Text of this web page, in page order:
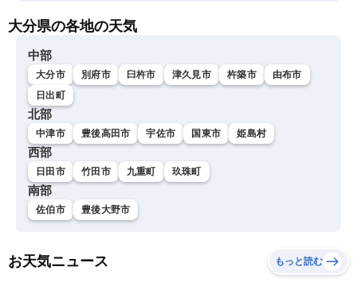
大分県の各地の天気
中部
大分市 別府市 臼杵市 津久見市 杵築市
由布市
日出町
北部
中津市 豊後高田市 宇佐市 国東市 姫島村
西部
日田市 竹田市 九重町 玖珠町
南部
佐伯市 豊後大野市
お天気ニュース もっと読む